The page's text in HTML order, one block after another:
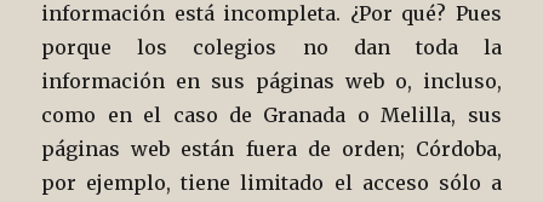
información está incompleta. ¿Por qué? Pues
porque los colegios no dan toda la
información en sus páginas web o, incluso,
como en el caso de Granada o Melilla, sus
páginas web están fuera de orden; Córdoba,
por ejemplo, tiene limitado el acceso sólo a